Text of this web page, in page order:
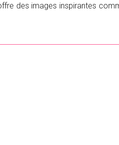
des images inspirantes